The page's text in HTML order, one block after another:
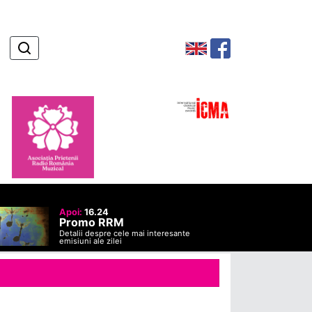
Apoi: 16.24
Promo RRM
Detalii despre cele mai interesante
emisiuni ale zilei